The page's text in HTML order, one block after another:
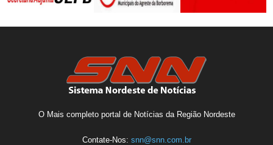
O Mais completo portal de Notícias da Região Nordeste
Contate-Nos: snn@snn.com.br